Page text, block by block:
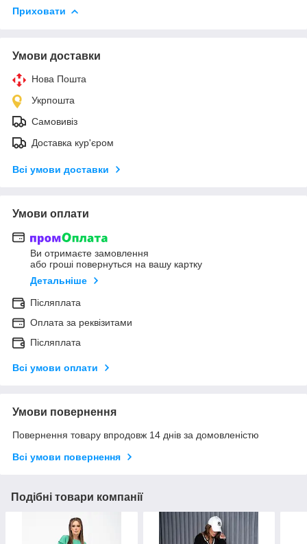
Приховати
Умови доставки
Нова Пошта
Укрпошта
Самовивіз
Доставка кур'єром
Всі умови доставки
Умови оплати
Ви отримаєте замовлення
або гроші повернуться на вашу картку
Детальніше
Післяплата
Оплата за реквізитами
Післяплата
Всі умови оплати
Умови повернення
Повернення товару впродовж 14 днів за домовленістю
Всі умови повернення
Подібні товари компанії